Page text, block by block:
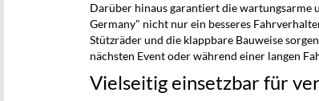
Darüber hinaus garantiert die
Germany" nicht nur ein besseres
Stützräder und die klappbare Bauweise
nächsten Event oder während einer langen
Vielseitig einsetzbar für